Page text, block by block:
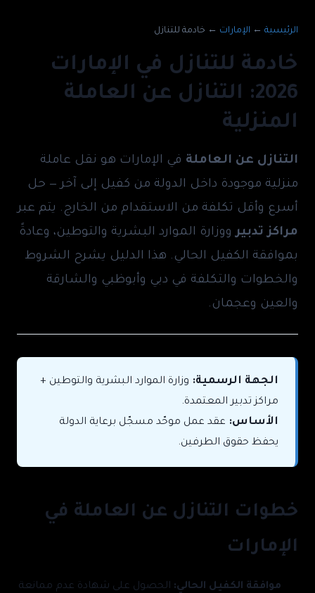
الرئيسية ← الإمارات ← خادمة للتنازل
خادمة للتنازل في الإمارات
2026: التنازل عن العاملة
المنزلية
التنازل عن العاملة في الإمارات هو نقل عاملة
منزلية موجودة داخل الدولة من كفيل إلى آخر — حل
أسرع وأقل تكلفة من الاستقدام من الخارج. يتم عبر
مراكز تدبيرووزارة الموارد البشرية والتوطين، وعادةً
بموافقة الكفيل الحالي. هذا الدليل يشرح الشروط
والخطوات والتكلفة في دبي وأبوظبي والشارقة
والعين وعجمان.
الجهة الرسمية: وزارة الموارد البشرية والتوطين +
مراكز تدبير المعتمدة.
الأساس: عقد عمل موحّد مسجّل برعاية الدولة
يحفظ حقوق الطرفين.
خطوات التنازل عن العاملة في
الإمارات
موافقة الكفيل الحالي: الحصول على شهادة عدم ممانعة